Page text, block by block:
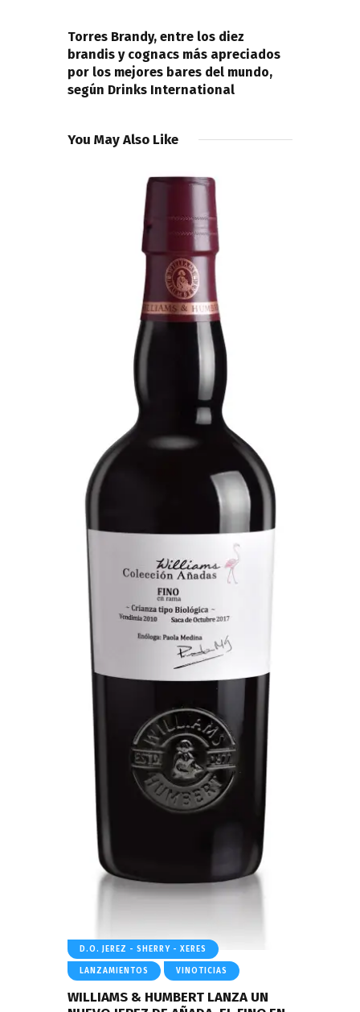
Torres Brandy, entre los diez
brandis y cognacs más apreciados
por los mejores bares del mundo,
según Drinks International
You May Also Like
D.O. JEREZ - SHERRY - XERES
LANZAMIENTOS VINOTICIAS
WILLIAMS & HUMBERT LANZA UN